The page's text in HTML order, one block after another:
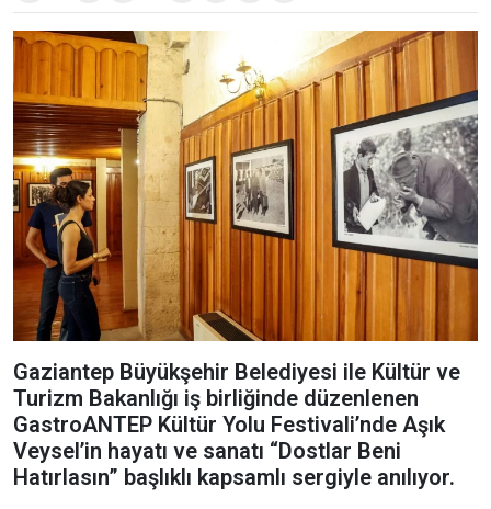
Gaziantep Büyükşehir Belediyesi ile Kültür ve
Turizm Bakanlığı iş birliğinde düzenlenen
GastroANTEP Kültür Yolu Festivali’nde Aşık
Veysel’in hayatı ve sanatı “Dostlar Beni
Hatırlasın” başlıklı kapsamlı sergiyle anılıyor.